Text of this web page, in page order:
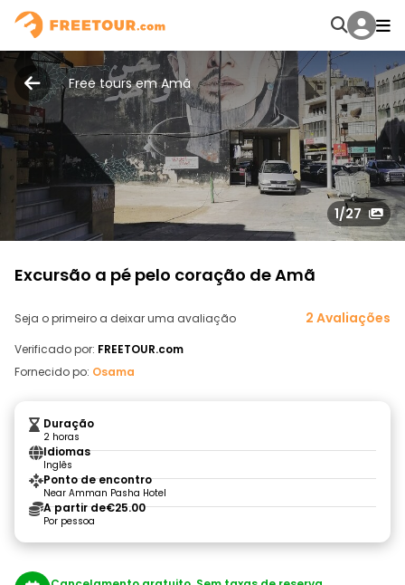
Free tours em Amã
1/27
Excursão a pé pelo coração de Amã
Seja o primeiro a deixar uma avaliação 2 Avaliações
Verificado por: FREETOUR.com
Fornecido po: Osama
Duração
2 horas
Idiomas
Inglês
Ponto de encontro
Near Amman Pasha Hotel
A partir de€25.00
Por pessoa